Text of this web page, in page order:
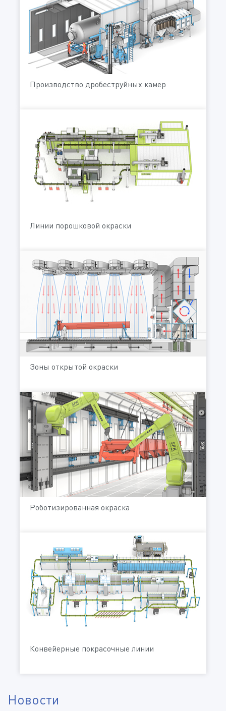
Производство дробеструйных камер
Линии порошковой окраски
Зоны открытой окраски
Роботизированная окраска
Конвейерные покрасочные линии
Новости